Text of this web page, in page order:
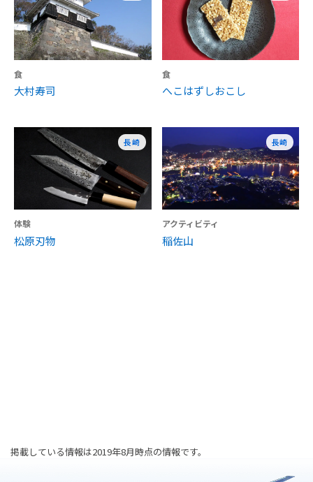
食
大村寿司
食
へこはずしおこし
長崎
体験
松原刃物
長崎
アクティビティ
稲佐山
掲載している情報は2019年8月時点の情報です。